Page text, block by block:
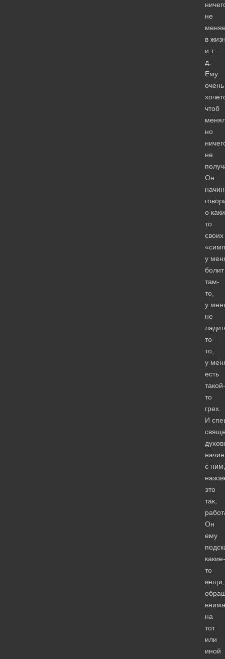
не
в
и т.
д.
Ему
очень
чтоб
но
не
Он
о
то
своих
у
болит
там-
то,
у
не
то-
то,
у
есть
такой-
то
грех.
И
с ним,
это
так,
Он
ему
какие-
то
вещи,
на
тот
или
иной